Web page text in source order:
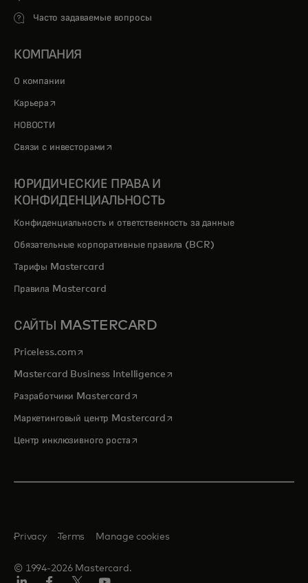
Часто задаваемые вопросы
КОМПАНИЯ
О компании
Карьера opens in a new tab
НОВОСТИ
Связи с инвесторами opens in a new tab
ЮРИДИЧЕСКИЕ ПРАВА И
КОНФИДЕНЦИАЛЬНОСТЬ
Конфиденциальность и ответственность за данные
Обязательные корпоративные правила (BCR)
Тарифы Mastercard
Правила Mastercard
САЙТЫ MASTERCARD
Priceless.com opens in a new tab
Mastercard Business Intelligenceopens in a new tab
Разработчики Mastercardopens in a new tab
Маркетинговый центр Mastercardopens in a new tab
Центр инклюзивного ростаopens in a new tab
© 1994-2026 Mastercard.
Privacy Terms Manage cookies